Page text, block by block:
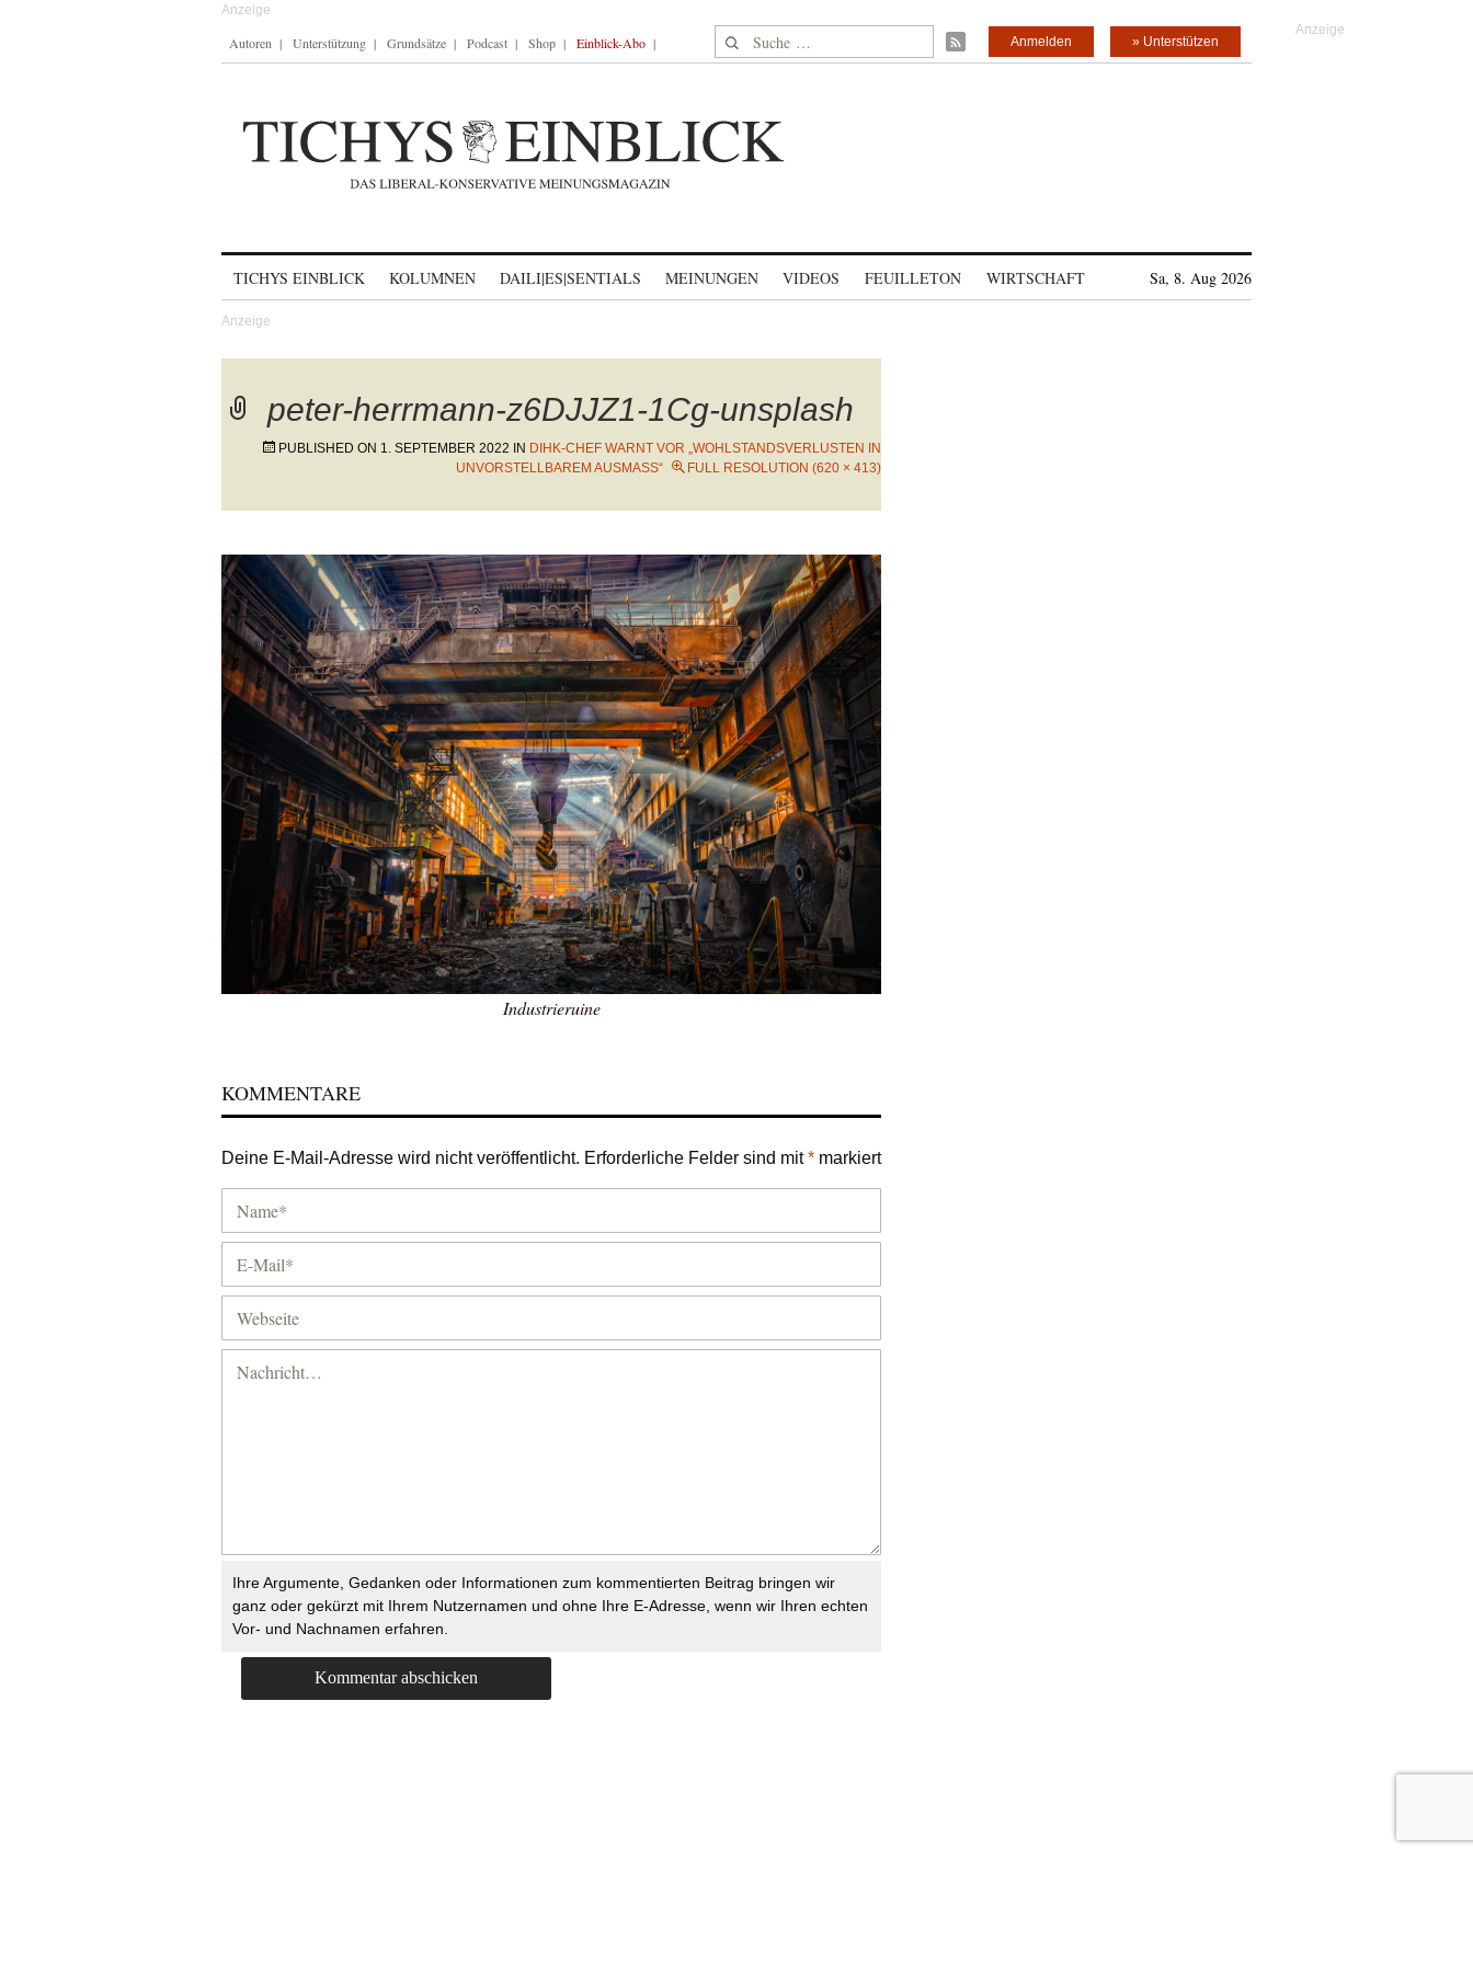
Autoren Unterstützung Grundsätze Podcast Shop Einblick-Abo Suche nach: » Unterstützen
Anmelden
TICHYS EINBLICK KOLUMNEN DAILI|ES|SENTIALS MEINUNGEN VIDEOS FEUILLETON WIRTSCHAFT Sa, 8. Aug 2026
peter-herrmann-z6DJJZ1-1Cg-unsplash
PUBLISHED ON 1. SEPTEMBER 2022 IN DIHK-CHEF WARNT VOR „WOHLSTANDSVERLUSTEN IN
UNVORSTELLBAREM AUSMASS“
FULL RESOLUTION (620 × 413)
Industrieruine
KOMMENTARE
Deine E-Mail-Adresse wird nicht veröffentlicht. Erforderliche Felder sind mit* markiert
Ihre Argumente, Gedanken oder Informationen zum kommentierten Beitrag bringen wir
ganz oder gekürzt mit Ihrem Nutzernamen und ohne Ihre E-Adresse, wenn wir Ihren echten
Vor- und Nachnamen erfahren.